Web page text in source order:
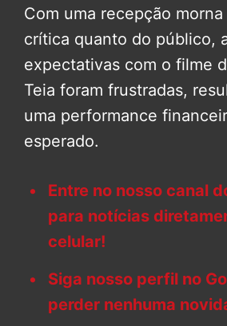
Com uma recepção
crítica quanto do público,
expectativas com o filme
Teia foram frustradas,
uma performance
esperado.
Entre no nosso canal
para notícias
celular!
Siga nosso perfil no
perder nenhuma